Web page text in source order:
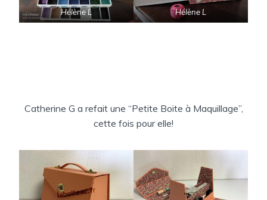
Hélène L Hélène L
Catherine G a refait une “Petite Boite à Maquillage”,
cette fois pour elle!